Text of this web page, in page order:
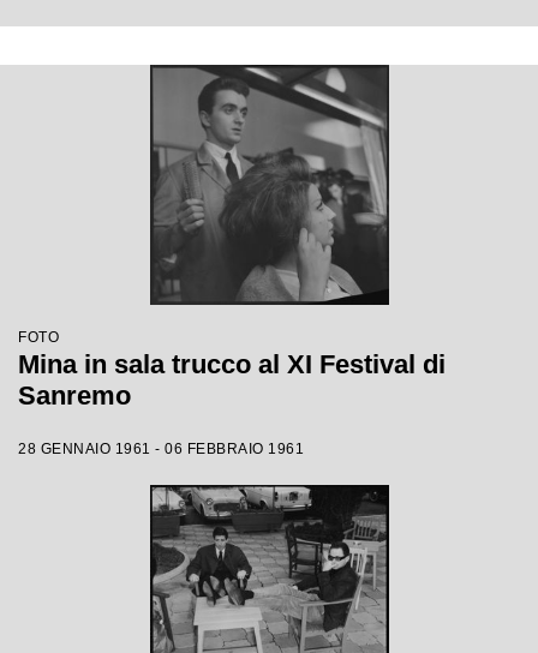
FOTO
Mina in sala trucco al XI Festival di
Sanremo
28 GENNAIO 1961 - 06 FEBBRAIO 1961